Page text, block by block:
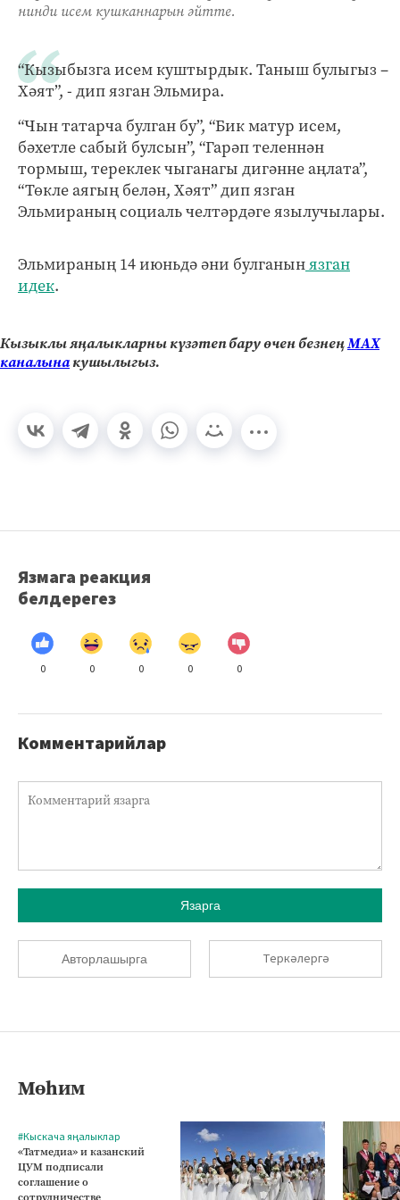
нинди исем кушканнарын әйтте.
“Кызыбызга исем куштырдык. Таныш булыгыз –
Хәят”, - дип язган Эльмира.
“Чын татарча булган бу”, “Бик матур исем,
бәхетле сабый булсын”, “Гарәп теленнән
тормыш, тереклек чыганагы дигәнне аңлата”,
“Төкле аягың белән, Хәят” дип язган
Эльмираның социаль челтәрдәге язылучылары.
Эльмираның 14 июньдә әни булганынязган
идек.
Кызыклы яңалыкларны күзәтеп бару өчен безнеңМАХ
каналынакушылыгыз.
Язмага реакция
белдерегез
0 0 0 0 0
Комментарийлар
Язарга
Авторлашырга Теркәлергә
Мөһим
#Кыскача яңалыклар
«Татмедиа» и казанский
ЦУМ подписали
соглашение о
сотрудничестве